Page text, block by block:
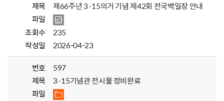
제목
제66주년 3·15의거 기념 제42회 전국백일장 안내
파일
조회수
235
작성일
2026-04-23
번호
597
제목
3·15기념관 전시물 정비완료
파일